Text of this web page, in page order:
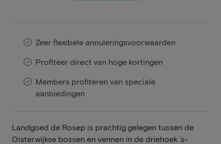
Zeer flexibele annuleringsvoorwaarden
Profiteer direct van hoge kortingen
Members profiteren van speciale
aanbiedingen
Landgoed de Rosep is prachtig gelegen tussen de
Oisterwijkse bossen en vennen in de driehoek ’s-